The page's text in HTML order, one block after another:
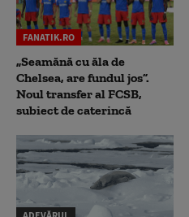
FANATIK.RO
„Seamănă cu ăla de
Chelsea, are fundul jos”.
Noul transfer al FCSB,
subiect de caterincă